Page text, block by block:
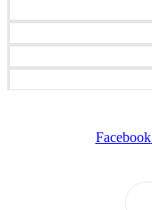
Facebook